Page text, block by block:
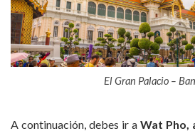
El Gran Palacio –
A continuación, debes ir a Wat Pho,